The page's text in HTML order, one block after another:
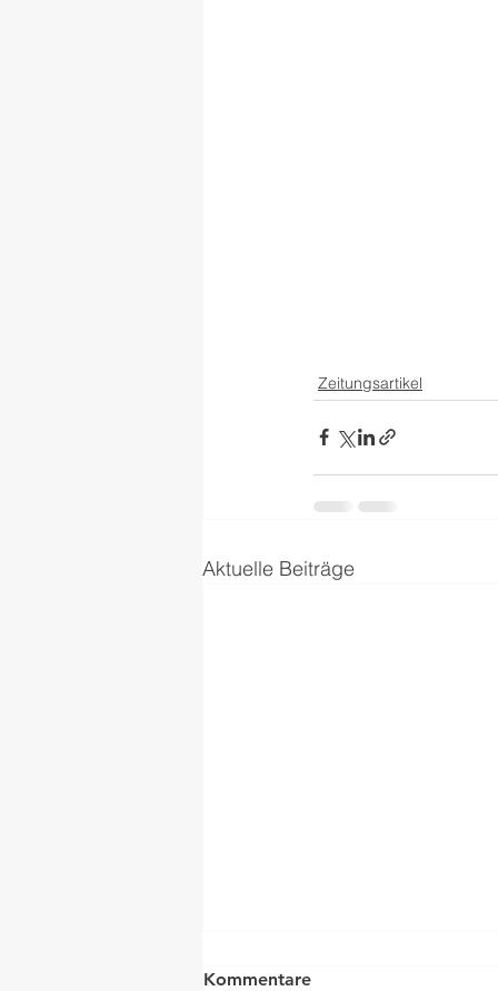
Zeitungsartikel
Aktuelle Beiträge
Kommentare